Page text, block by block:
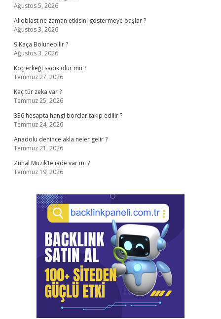
Ağustos 5, 2026
Alloblast ne zaman etkisini göstermeye başlar ?
Ağustos 3, 2026
9 Kaça Bolunebilir ?
Ağustos 3, 2026
Koç erkeği sadık olur mu ?
Temmuz 27, 2026
Kaç tür zeka var ?
Temmuz 25, 2026
336 hesapta hangi borçlar takip edilir ?
Temmuz 24, 2026
Anadolu denince akla neler gelir ?
Temmuz 21, 2026
Zuhal Müzik’te iade var mı ?
Temmuz 19, 2026